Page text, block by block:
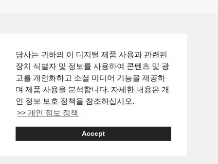
당사는 귀하의 이 디지털 제품 사용과 관련된
장치 식별자 및 정보를 사용하여 콘텐츠 및 광
고를 개인화하고 소셜 미디어 기능을 제공하
며 제품 사용을 분석합니다. 자세한 내용은 개
인 정보 보호 정책을 참조하십시오.
>> 개인 정보 정책
Accept